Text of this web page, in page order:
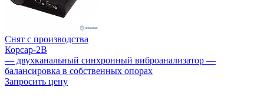
Снят с производства
Корсар-2В
— двухканальный синхронный виброанализатор —
балансировка в собственных опорах
Запросить цену